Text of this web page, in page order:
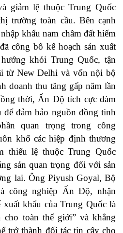
giảm lệ thuộc Trung Quốc
trường toàn cầu. Bên cạnh
khẩu nam châm đất hiếm
công bố kế hoạch sản xuất
khỏi Trung Quốc, tận
từ New Delhi và vốn nội bộ
doanh thu tăng gấp năm lần
thời, Ấn Độ tích cực đàm
để đảm bảo nguồn đồng tinh
quan trọng trong công
khổ các hiệp định thương
thiểu lệ thuộc Trung Quốc
sản quan trọng đối với sản
lai. Ông Piyush Goyal, Bộ
công nghiệp Ấn Độ, nhận
khẩu của Trung Quốc là
cho toàn thế giới” và khẳng
trở thành đối tác tin cậy cho